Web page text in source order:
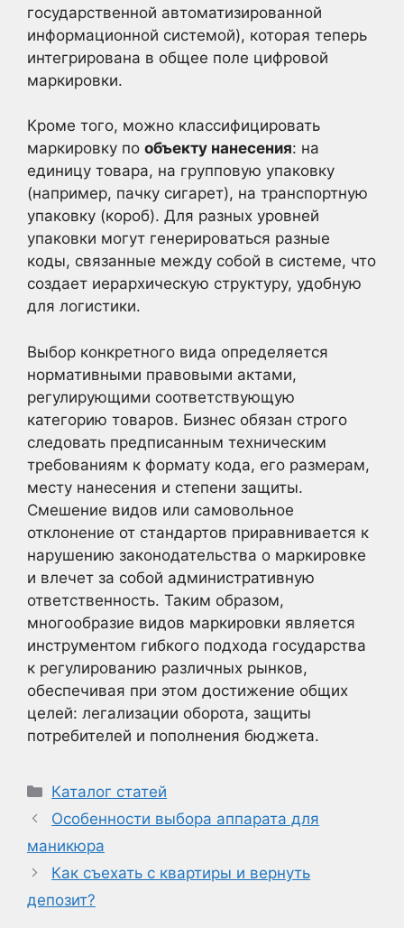
государственной автоматизированной
информационной системой), которая теперь
интегрирована в общее поле цифровой
маркировки.
Кроме того, можно классифицировать
маркировку по объекту нанесения: на
единицу товара, на групповую упаковку
(например, пачку сигарет), на транспортную
упаковку (короб). Для разных уровней
упаковки могут генерироваться разные
коды, связанные между собой в системе, что
создает иерархическую структуру, удобную
для логистики.
Выбор конкретного вида определяется
нормативными правовыми актами,
регулирующими соответствующую
категорию товаров. Бизнес обязан строго
следовать предписанным техническим
требованиям к формату кода, его размерам,
месту нанесения и степени защиты.
Смешение видов или самовольное
отклонение от стандартов приравнивается к
нарушению законодательства о маркировке
и влечет за собой административную
ответственность. Таким образом,
многообразие видов маркировки является
инструментом гибкого подхода государства
к регулированию различных рынков,
обеспечивая при этом достижение общих
целей: легализации оборота, защиты
потребителей и пополнения бюджета.
Рубрики
Каталог статей
Особенности выбора аппарата для
маникюра
Как съехать с квартиры и вернуть
депозит?